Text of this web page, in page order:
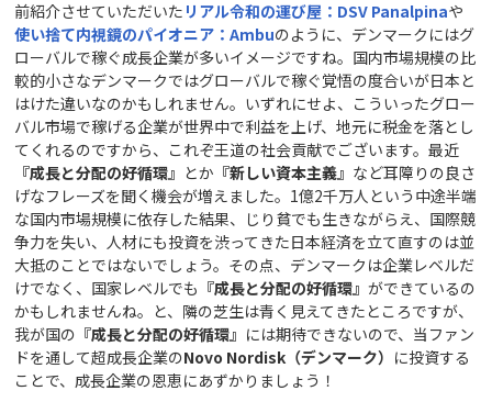
前紹介させていただいた リアル令和の運び屋：DSV Panalpinaや
使い捨て内視鏡のパイオニア：Ambuのように、デンマークにはグ
ローバルで稼ぐ成長企業が多いイメージですね。国内市場規模の比
較的小さなデンマークではグローバルで稼ぐ覚悟の度合いが日本と
はけた違いなのかもしれません。いずれにせよ、こういったグロー
バル市場で稼げる企業が世界中で利益を上げ、地元に税金を落とし
てくれるのですから、これぞ王道の社会貢献でございます。最近
『成長と分配の好循環』 とか 『新しい資本主義』 など耳障りの良さ
げなフレーズを聞く機会が増えました。1億2千万人という中途半端
な国内市場規模に依存した結果、じり貧でも生きながらえ、国際競
争力を失い、人材にも投資を渋ってきた日本経済を立て直すのは並
大抵のことではないでしょう。その点、デンマークは企業レベルだ
けでなく、国家レベルでも 『成長と分配の好循環』ができているの
かもしれませんね。と、隣の芝生は青く見えてきたところですが、
我が国の 『成長と分配の好循環』 には期待できないので、当ファン
ドを通して超成長企業のNovo Nordisk（デンマーク） に投資する
ことで、成長企業の恩恵にあずかりましょう！